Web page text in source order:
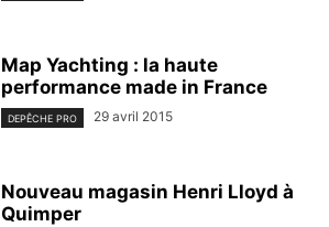
Map Yachting : la haute
performance made in France
DEPÊCHE PRO 29 avril 2015
Nouveau magasin Henri Lloyd à
Quimper